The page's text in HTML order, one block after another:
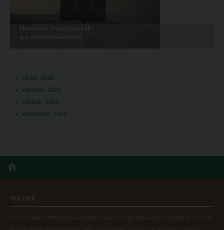
július, 2026
március, 2026
február, 2026
december, 2025
RÓLUNK
A Károli Gáspár Református Egyetem egyszerre nagy múltú (jogelőd alapítása: 1855) és